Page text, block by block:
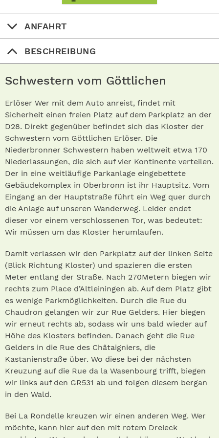
ANFAHRT
BESCHREIBUNG
Schwestern vom Göttlichen
Erlöser Wer mit dem Auto anreist, findet mit
Sicherheit einen freien Platz auf dem Parkplatz an der
D28. Direkt gegenüber befindet sich das Kloster der
Schwestern vom Göttlichen Erlöser. Die
Niederbronner Schwestern haben weltweit etwa 170
Niederlassungen, die sich auf vier Kontinente verteilen.
Der in eine weitläufige Parkanlage eingebettete
Gebäudekomplex in Oberbronn ist ihr Hauptsitz. Vom
Eingang an der Hauptstraße führt ein Weg quer durch
die Anlage auf unseren Wanderweg. Leider endet
dieser vor einem verschlossenen Tor, was bedeutet:
Wir müssen um das Kloster herumlaufen.
Damit verlassen wir den Parkplatz auf der linken Seite
(Blick Richtung Kloster) und spazieren die ersten
Meter entlang der Straße. Nach 270Metern biegen wir
rechts zum Place d’Altleiningen ab. Auf dem Platz gibt
es wenige Parkmöglichkeiten. Durch die Rue du
Chaudron gelangen wir zur Rue Gelders. Hier biegen
wir erneut rechts ab, sodass wir uns bald wieder auf
Höhe des Klosters befinden. Danach geht die Rue
Gelders in die Rue des Châtaigniers, die
Kastanienstraße über. Wo diese bei der nächsten
Kreuzung auf die Rue da la Wasenbourg trifft, biegen
wir links auf den GR531 ab und folgen diesem bergan
in den Wald.
Bei La Rondelle kreuzen wir einen anderen Weg. Wer
möchte, kann hier auf den mit rotem Dreieck